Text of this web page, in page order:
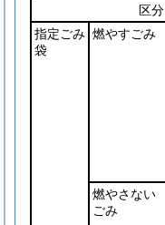
区分
指定ごみ
袋
燃やすごみ
燃やさない
ごみ